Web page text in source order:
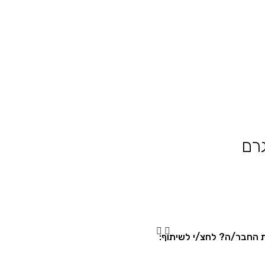
ה? לחצ/י לשיתוף: